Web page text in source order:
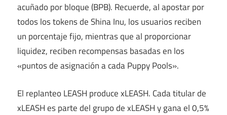
acuñado por bloque (BPB). Recuerde, al apostar por
todos los tokens de Shina Inu, los usuarios reciben
un porcentaje fijo, mientras que al proporcionar
liquidez, reciben recompensas basadas en los
«puntos de asignación a cada Puppy Pools».
El replanteo LEASH produce xLEASH. Cada titular de
xLEASH es parte del grupo de xLEASH y gana el 0,5%